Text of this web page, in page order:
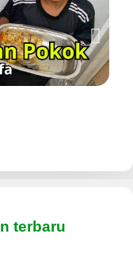
terbaru